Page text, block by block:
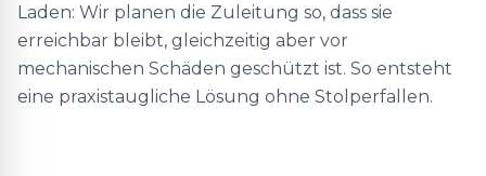
Laden: Wir planen die Zuleitung so, dass sie
erreichbar bleibt, gleichzeitig aber vor
mechanischen Schäden geschützt ist. So entsteht
eine praxistaugliche Lösung ohne Stolperfallen.